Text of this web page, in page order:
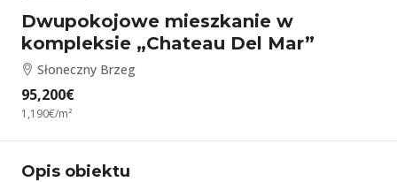
Dwupokojowe mieszkanie w
kompleksie „Chateau Del Mar”
Słoneczny Brzeg
95,200€
1,190€/m²
Opis obiektu